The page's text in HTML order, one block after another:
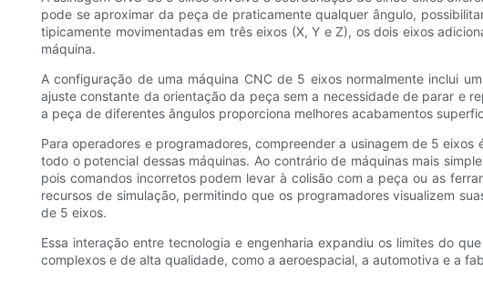
pode se aproximar da peça de praticamente qualquer ângulo,
tipicamente movimentadas em três eixos (X, Y e Z), os dois eixos
máquina.
A configuração de uma máquina CNC de 5 eixos normalmente inclui
ajuste constante da orientação da peça sem a necessidade de parar e
a peça de diferentes ângulos proporciona melhores acabamentos
Para operadores e programadores, compreender a usinagem de 5
todo o potencial dessas máquinas. Ao contrário de máquinas mais
pois comandos incorretos podem levar à colisão com a peça ou as
recursos de simulação, permitindo que os programadores visualizem
de 5 eixos.
Essa interação entre tecnologia e engenharia expandiu os limites do
complexos e de alta qualidade, como a aeroespacial, a automotiva e a